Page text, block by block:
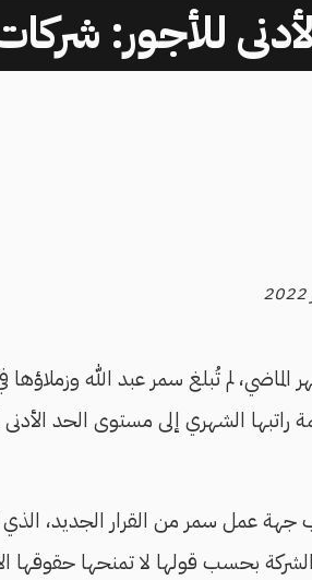
للأجور:
الماضي، لم تُبلغ سمر عبد الله
راتبها الشهري إلى مستوى الحد
جهة عمل سمر من القرار الجديد،
بحسب قولها لا تمنحها حقوقها